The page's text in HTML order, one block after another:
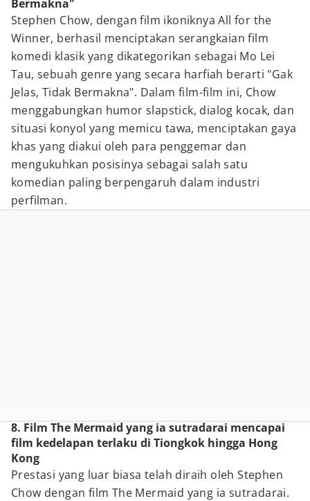
Bermakna"
Stephen Chow, dengan film ikoniknya All for the
Winner, berhasil menciptakan serangkaian film
komedi klasik yang dikategorikan sebagai Mo Lei
Tau, sebuah genre yang secara harfiah berarti "Gak
Jelas, Tidak Bermakna". Dalam film-film ini, Chow
menggabungkan humor slapstick, dialog kocak, dan
situasi konyol yang memicu tawa, menciptakan gaya
khas yang diakui oleh para penggemar dan
mengukuhkan posisinya sebagai salah satu
komedian paling berpengaruh dalam industri
perfilman.
8. Film The Mermaid yang ia sutradarai mencapai
film kedelapan terlaku di Tiongkok hingga Hong
Kong
Prestasi yang luar biasa telah diraih oleh Stephen
Chow dengan film The Mermaid yang ia sutradarai.